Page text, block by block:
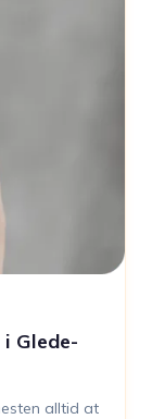
Glede-
alltid at